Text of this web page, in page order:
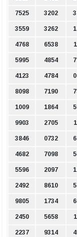
7525 3202
3559 3262
4768 6538
5995 4854
4123 4784
8098 7190
1009 1864
9903 2705
3846 0732
4682 7098
5596 2097
2492 8610
9805 1734
2450 5658
2237 9314